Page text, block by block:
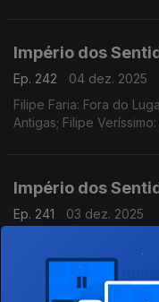
Império dos
Ep. 242
04 dez. 2025
Filipe Faria: Fora do
Antigas; Filipe
Império dos
Ep. 241
03 dez. 2025
Piñeiro Nagy: Festival
a 13/12; Marcos Magalhães: Músicos do Tejo "E Não o Fazer!
Concerto-Ensaio-
Teatro São Luiz